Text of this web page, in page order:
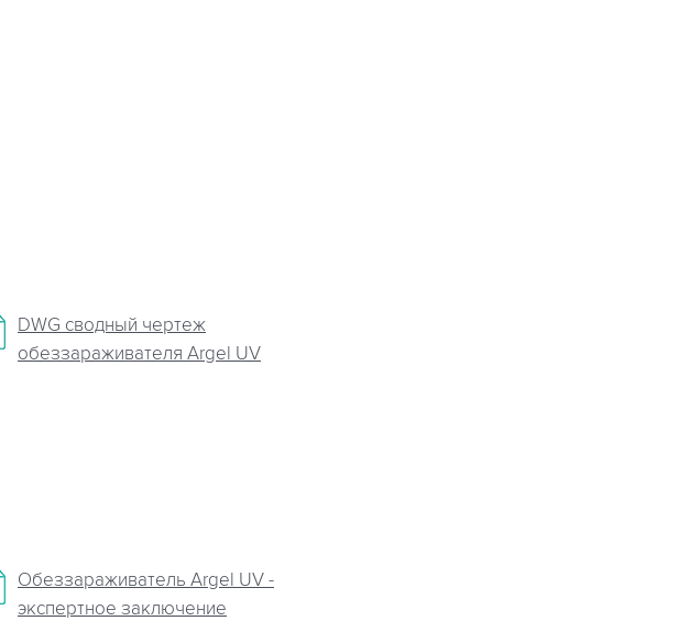
DWG сводный чертеж
обеззараживателя Argel UV
Обеззараживатель Argel UV -
экспертное заключение